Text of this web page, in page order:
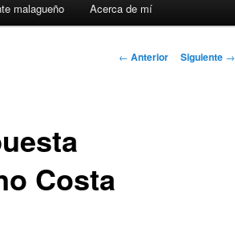
malagueño Acerca de mí
Navegación
← Anterior Siguiente →
Costa